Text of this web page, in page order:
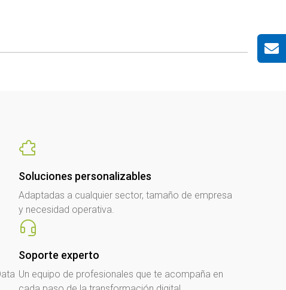
Soluciones personalizables
Adaptadas a cualquier sector, tamaño de empresa
y necesidad operativa.
Soporte experto
Un equipo de profesionales que te acompaña en